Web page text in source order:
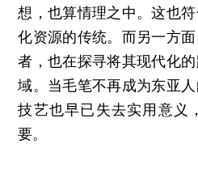
想，也算情理之中。这也
化资源的传统。而另一方
者，也在探寻将其现代化
域。当毛笔不再成为东亚
技艺也早已失去实用意义
要。